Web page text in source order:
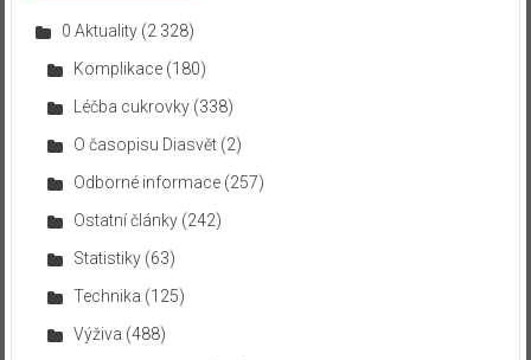
0 Aktuality(2 328)
Komplikace(180)
Léčba cukrovky(338)
O časopisu Diasvět(2)
Odborné informace(257)
Ostatní články(242)
Statistiky(63)
Technika (125)
Výživa (488)